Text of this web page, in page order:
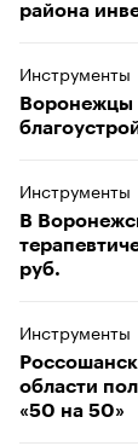
района
Инструменты
Воронежцы
Инструменты
В
руб.
Инструменты
области
«50 на 50»